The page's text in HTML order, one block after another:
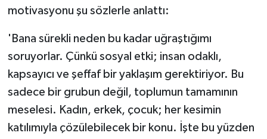
motivasyonu şu sözlerle anlattı:
'Bana sürekli neden bu kadar uğraştığımı
soruyorlar. Çünkü sosyal etki; insan odaklı,
kapsayıcı ve şeffaf bir yaklaşım gerektiriyor. Bu
sadece bir grubun değil, toplumun tamamının
meselesi. Kadın, erkek, çocuk; her kesimin
katılımıyla çözülebilecek bir konu. İşte bu yüzden